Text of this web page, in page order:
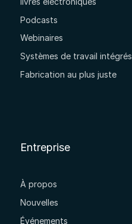
Podcasts
Webinaires
Systèmes de travail intégrés
Fabrication au plus juste
Entreprise
À propos
Nouvelles
Événements